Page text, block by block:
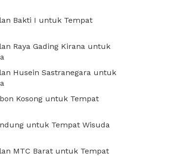
Bakti I untuk Tempat
Raya Gading Kirana untuk
Husein Sastranegara untuk
Kosong untuk Tempat
untuk Tempat Wisuda
MTC Barat untuk Tempat